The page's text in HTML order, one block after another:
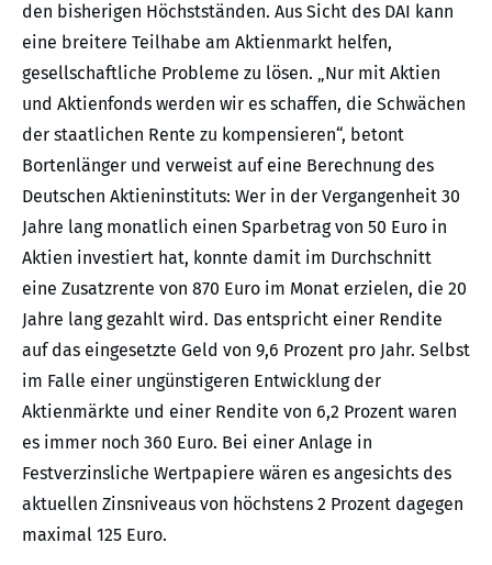
den bisherigen Höchstständen. Aus Sicht des DAI kann
eine breitere Teilhabe am Aktienmarkt helfen,
gesellschaftliche Probleme zu lösen. „Nur mit Aktien
und Aktienfonds werden wir es schaffen, die Schwächen
der staatlichen Rente zu kompensieren“, betont
Bortenlänger und verweist auf eine Berechnung des
Deutschen Aktieninstituts: Wer in der Vergangenheit 30
Jahre lang monatlich einen Sparbetrag von 50 Euro in
Aktien investiert hat, konnte damit im Durchschnitt
eine Zusatzrente von 870 Euro im Monat erzielen, die 20
Jahre lang gezahlt wird. Das entspricht einer Rendite
auf das eingesetzte Geld von 9,6 Prozent pro Jahr. Selbst
im Falle einer ungünstigeren Entwicklung der
Aktienmärkte und einer Rendite von 6,2 Prozent waren
es immer noch 360 Euro. Bei einer Anlage in
Festverzinsliche Wertpapiere wären es angesichts des
aktuellen Zinsniveaus von höchstens 2 Prozent dagegen
maximal 125 Euro.